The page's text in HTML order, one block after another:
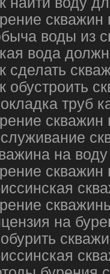
скважин
воды из
вода
сделать
обустроить
труб
на
скважин
на